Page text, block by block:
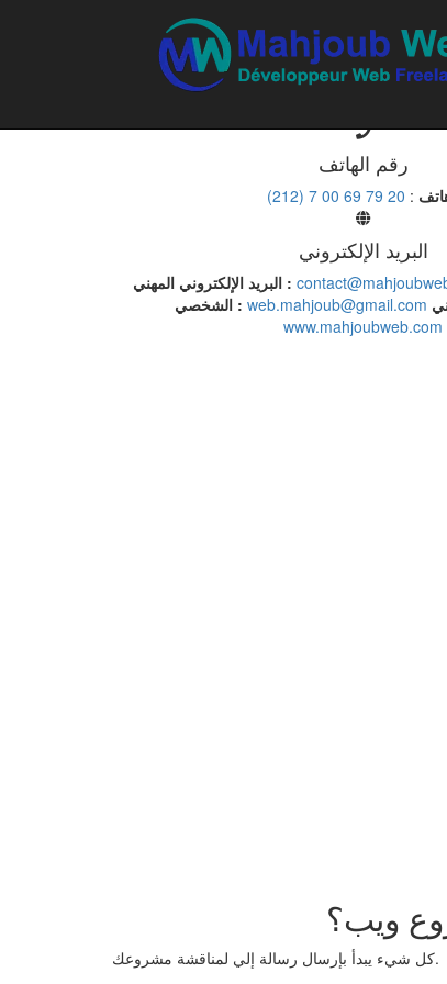
العنوان
رقم الهاتف
:
البريد الإلكتروني
البريد الإلكتروني المهني :
الشخصي :web.mahjoub@gmail.com
www.mahjoubweb.com
ويب؟
كل شيء يبدأ بإرسال رسالة إلي لمناقشة مشروعك.